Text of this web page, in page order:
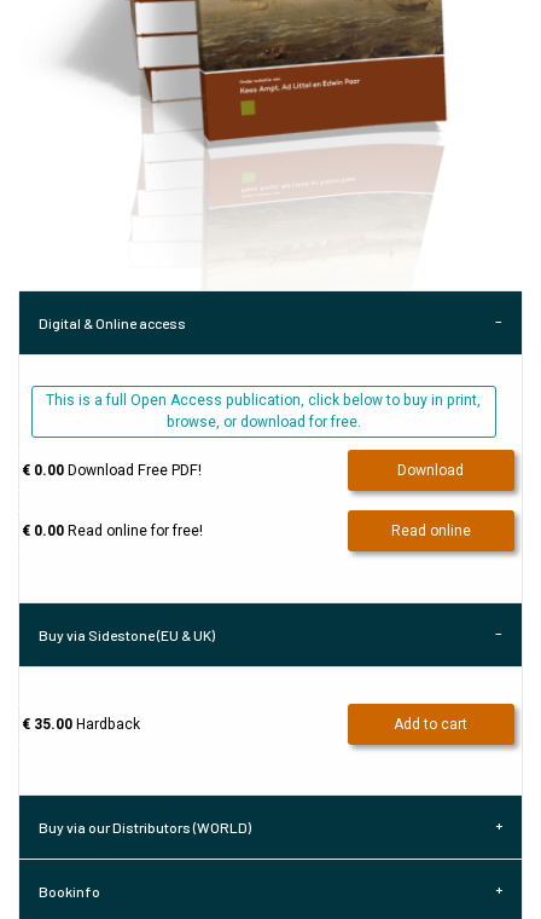
Digital & Online access
This is a full Open Access publication, click below to buy in print,
browse, or download for free.
€ 0.00Download Free PDF! Download
€ 0.00Read online for free! Read online
Buy via Sidestone (EU & UK)
€ 35.00Hardback Add to cart
Buy via our Distributors (WORLD)
Bookinfo